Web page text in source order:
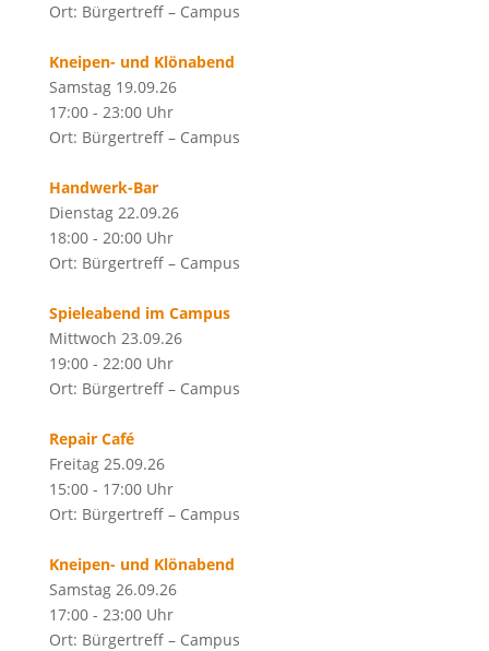
Ort: Bürgertreff – Campus
Kneipen- und Klönabend
Samstag 19.09.26
17:00 - 23:00 Uhr
Ort: Bürgertreff – Campus
Handwerk-Bar
Dienstag 22.09.26
18:00 - 20:00 Uhr
Ort: Bürgertreff – Campus
Spieleabend im Campus
Mittwoch 23.09.26
19:00 - 22:00 Uhr
Ort: Bürgertreff – Campus
Repair Café
Freitag 25.09.26
15:00 - 17:00 Uhr
Ort: Bürgertreff – Campus
Kneipen- und Klönabend
Samstag 26.09.26
17:00 - 23:00 Uhr
Ort: Bürgertreff – Campus